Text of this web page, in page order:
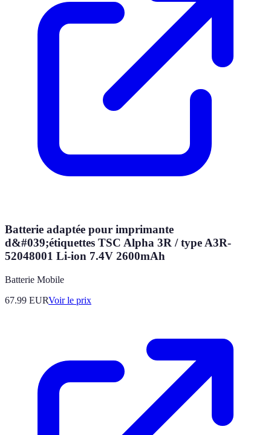
Batterie adaptée pour imprimante
d&#039;étiquettes TSC Alpha 3R / type A3R-
52048001 Li-ion 7.4V 2600mAh
Batterie Mobile
67.99 EURVoir le prix